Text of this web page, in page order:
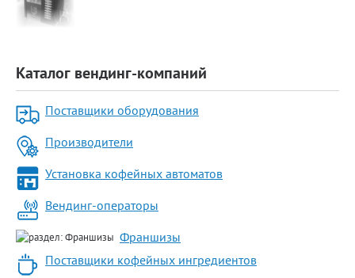
Каталог вендинг-компаний
Поставщики оборудования
Производители
Установка кофейных автоматов
Вендинг-операторы
Франшизы
Поставщики кофейных ингредиентов